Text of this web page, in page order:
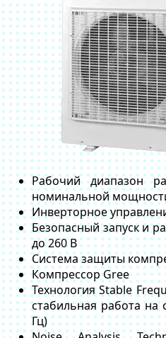
Рабочий диапазон
номинальной
Инверторное
Безопасный запуск и
до 260 В
Система защиты
Компрессор Gree
Технология Stable
стабильная работа на
Гц)